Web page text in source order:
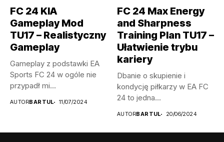
FC 24 KIA
Gameplay Mod
TU17 – Realistyczny
Gameplay
Gameplay z podstawki EA
Sports FC 24 w ogóle nie
przypadł mi...
AUTORBARTUL 11/07/2024
FC 24 Max Energy
and Sharpness
Training Plan TU17 –
Ułatwienie trybu
kariery
Dbanie o skupienie i
kondycję piłkarzy w EA FC
24 to jedna...
AUTORBARTUL 20/06/2024